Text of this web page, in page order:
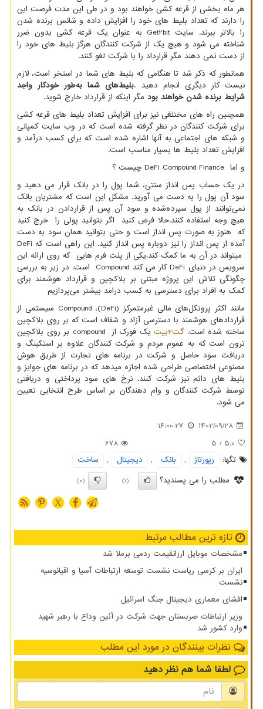
هر ماه بخشی از قرعه کشی خواهند بود و در طی این مدت فرصت این
را دارند که تعداد بلیط های خود را افزایش داده و شانس برنده شدن
را بالاتر ببرند. سایت Get2bit به عنوان یک قرعه کشی بدون ضرر
شناخته می شود و هیچ یک از شرکت کنندگان هرگز بلیط های خود را
از دست نمی دهند مگر قرارداد را با شرکت لغو کنند.
همانطور که ذکر شد تا هنگامی که بلیط های شما در استخر است، لازم
نیست کار دیگری انجام دهید .بلیط‌های شما به‌طور خودکار واجد
شرایط برنده شدن خواهند بود مگر اینکه از قرارداد خارج شوید.
همچنین راه های مختلغی نیز برای افزایش تعداد بلیط های قرعه کشی
برای شرکت کنندگان در نظر گرفته شده است که در وب سایت کمپانی
و شبکه های اجتماعی به آنها اشاره شده است که برای کسب درآمد و
افزایش تعداد بلیط ها بسیار مناسب است.
و اما DeFi Compound Finance چیست ؟
در یک حساب پس انداز سنتی، شما پول را در بانک قرار می دهید و
سود آن پول را به دست می آورید. مشکل این است که مشتریان بانک
نمی‌توانند از پول سپرده‌شده و سود آن پس از قراردادن در بانک به
هیچ وجه استفاده کنند.حالا فرض کنید اگر بتوانید پولی را خرج کنید
که هنوز به صورت پس انداز است و حتی بتوانید همان سود به دست
آمده از پس انداز را نیز دوباره پس انداز کنید. این راهی است که DeFi
میتواند در آن به ما کمک کند.یکی از پلت فرم هایی که روی ارائه این
سرویس در دنیای DeFiکار می کند Compound
است. در زیر به بررسی
چگونگی تلاش این پروژه مبتنی بر بلاکچین و قرارداد هوشمند برای
کمک به افراد برای دسترسی به کسب درامد بیشتر می‌پردازیم
مانند اکثر پروتکل‌های مالی غیرمتمرکز (DeFi)،Compound سیستمی از
قراردادهای هوشمند با دسترسی آزاد و شفاف است که بر روی بلاکچین
ساخته شده است.گت2بیت یک فورک از compound بر روی بلاکچین
ترون است که به عموم مردم و شرکت کنندگان علاوه بر استکینگ و
دریافت سود حاصل و شرکت در برنامه های تجارت از طریق هوش
مصنوعی اختصاصی طراحی شده اجازه میدهد که در برنامه های جوایز و
بلیط های دائم نیز شرکت کنند. نرخ های سود پرداختی و دریافتی
توسط شرکت کنندگان و وام دهندگان بر اساس طرح انتخابی تعیین
می شود.
1402/09/28
16:00:27
5.0
/ 5
678
تگها:
رپورتاژ , بانك , دیجیتال ,
ساخت
مطلب را می پسندید؟
(1)
(0)
X
تازه ترین مطالب مرتبط
مشخصات موبایل ارزانقیمت ردمی برملا شد
ایران بر کرسی ریاست نشست توسعه ارتباطات آسیا و اقیانوسیه
نشست
افشای معماری دیجیتال جنگ اسرائیل
وزیر ارتباطات صربستان جهت شرکت در آئین وداع با رهبر شهید
وارد کشور شد
نظرات بینندگان در مورد این مطلب
لطفا شما هم نظر دهید